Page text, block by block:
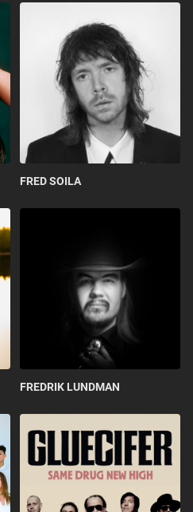
FRED SOILA
FREDRIK LUNDMAN